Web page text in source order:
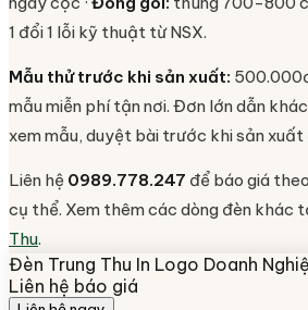
1 đổi 1 lỗi kỹ thuật từ NSX.
Mẫu thử trước khi sản xuất:
mẫu miễn phí tận nơi. Đơn lớn dẫn
xem mẫu, duyệt bài trước khi sản xuất
Liên hệ 0989.778.247 để báo giá
cụ thể. Xem thêm các dòng đèn khác
Thu.
Đèn Trung Thu In Logo Doanh
Liên hệ báo giá